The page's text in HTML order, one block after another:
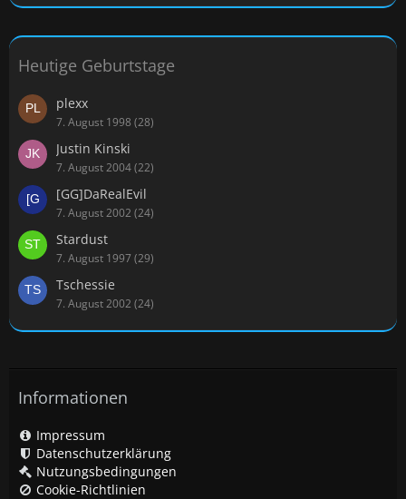
Heutige Geburtstage
plexx
7. August 1998 (28)
Justin Kinski
7. August 2004 (22)
[GG]DaRealEvil
7. August 2002 (24)
Stardust
7. August 1997 (29)
Tschessie
7. August 2002 (24)
Informationen
Impressum
Datenschutzerklärung
Nutzungsbedingungen
Cookie-Richtlinien